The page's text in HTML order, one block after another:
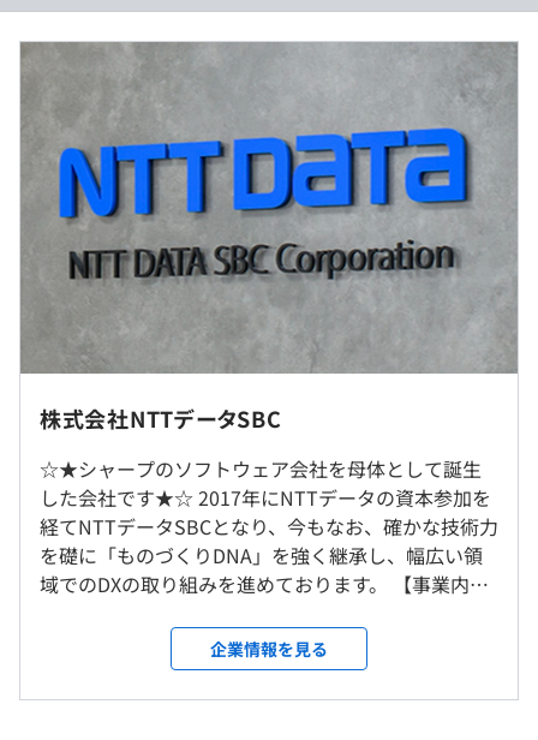
【CPS事業の事例紹介】
■スマートアグリ
養豚産業では、農場の大規模化、飼育者の高齢化による労
働生産性の向上や技術継承、サステナブルな畜産への転換
など、課題が多岐にわたっています。それらの課題解決に
向けて、当社は豚の飼育管理をAIが支援するスマートアグ
リ技術の開発に携わっています。
このスマートアグリ技術は、豚の様子をカメラで撮影し、
撮影した画像をAI分析することで、豚の発情期を的確に把
握。それにより、飼育者による確認作業の負担を軽減でき
もつながります。このシステムは農場で検証実験をおこな
い、現在は商品化されており、今後はAIの分析技術を高度
化することで、発情期検知だけでなく、成長管理や病気検
知など総合的に管理し、養豚産業の課題解決に貢献しま
す。
■スマートシティ
交通の効率化や住民の生活充実度の向上は、サステナビリ
ティの観点からも注目されている課題です。
■転勤あり
※ご本人様と相談の上、打診させていただく場合がありま
す。
■テレワーク制度利用率：33%
就業場所の変更範囲
＜雇入時＞
会社の定める場所
■月給：267,100円～
（※ 想定年収は年収提示額を保証するものではありません）
■9：00～17：45（実働7時間45分）
■フレックスタイム制
コアタイムなしのスーパーフレックスタイム制を選択でき
休憩時間：60分
〈年間休日130日〉※2023年実績
■完全週休2日制（土曜・日曜・祝日）
株式会社NTTデータSBC
☆★シャープのソフトウェア会社を母体として誕生
した会社です★☆ 2017年にNTTデータの資本参加を
経てNTTデータSBCとなり、今もなお、確かな技術力
を礎に「ものづくりDNA」を強く継承し、幅広い領
域でのDXの取り組みを進めております。 【事業内
込み技術」や「通信技術」などが強みです。 その技
術力を次世代モビリティやスマートシティ、さまざ
まな業界におけるCX（カスタマーエクスペリエン
企業情報を見る